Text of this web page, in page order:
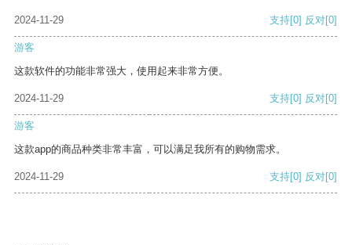
2024-11-29 支持[0] 反对[0]
游客
这款软件的功能非常强大，使用起来非常方便。
2024-11-29 支持[0] 反对[0]
游客
这款app的商品种类非常丰富，可以满足我所有的购物需求。
2024-11-29 支持[0] 反对[0]